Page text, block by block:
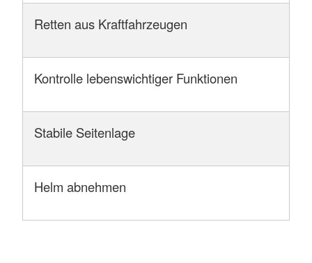
Retten aus Kraftfahrzeugen
Kontrolle lebenswichtiger Funktionen
Stabile Seitenlage
Helm abnehmen